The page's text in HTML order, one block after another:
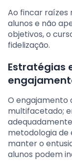
Ao fincar raízes
alunos e não
objetivos, o
fidelização.
Estratégias
O engajamento
multifacetado;
metodologia de
manter o
alunos podem